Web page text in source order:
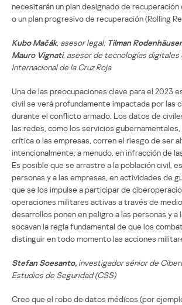
necesitarán un plan designado de recuperación
o un plan progresivo de recuperación (Rolling
Kubo Mačák, asesor legal; Tilman Rodenhäuser
Mauro Vignati, asesor de tecnologías digitales
Internacional de la Cruz Roja
Una de las preocupaciones clave para el 2023
civil se verá profundamente impactada por las
durante el conflicto armado. Los datos de
las redes, como los servicios
crítica o las empresas, corren el riesgo de ser
intencionalmente, a menudo, en infracción de
Es posible que se arrastre a la población civil,
personas y a las empresas, en actividades de
que se los impulse a participar de
operaciones militares activas a través de
desarrollos ponen en peligro a las personas y a
socavan la regla fundamental de que los
distinguir en todo momento las acciones
Stefan Soesanto, investigador sénior de
Estudios de Seguridad (CSS)
Creo que el robo de datos médicos (por